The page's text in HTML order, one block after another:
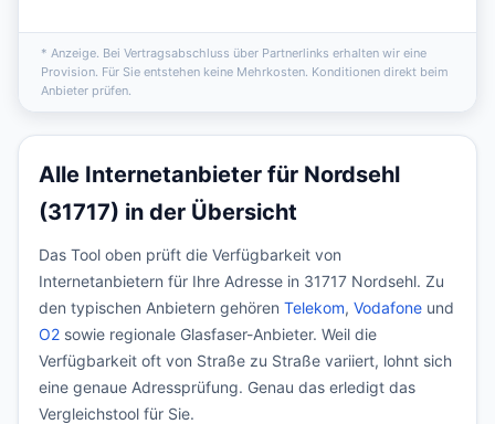
* Anzeige. Bei Vertragsabschluss über Partnerlinks erhalten wir eine
Provision. Für Sie entstehen keine Mehrkosten. Konditionen direkt beim
Anbieter prüfen.
Alle Internetanbieter für Nordsehl
(31717) in der Übersicht
Das Tool oben prüft die Verfügbarkeit von
Internetanbietern für Ihre Adresse in 31717 Nordsehl. Zu
den typischen Anbietern gehören Telekom, Vodafone und
O2 sowie regionale Glasfaser-Anbieter. Weil die
Verfügbarkeit oft von Straße zu Straße variiert, lohnt sich
eine genaue Adressprüfung. Genau das erledigt das
Vergleichstool für Sie.